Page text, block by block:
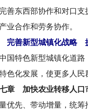
善东西部协作和对口
业合作和劳务协作。
完善新型城镇化战略
国特色新型城镇化道
色化发展，使更多人民
章 加快农业转移人口
优先、带动增量，统